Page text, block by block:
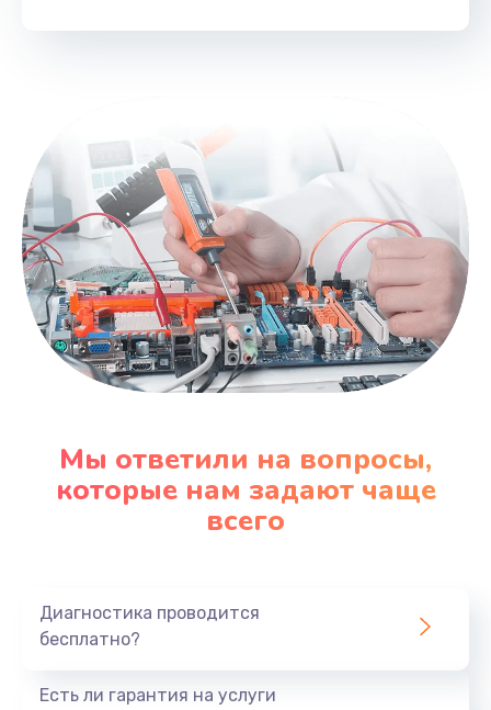
Мы ответили на вопросы,
которые нам задают чаще
всего
Диагностика проводится
бесплатно?
Есть ли гарантия на услуги